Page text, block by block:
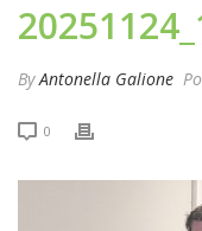
ByAntonella Galione
0